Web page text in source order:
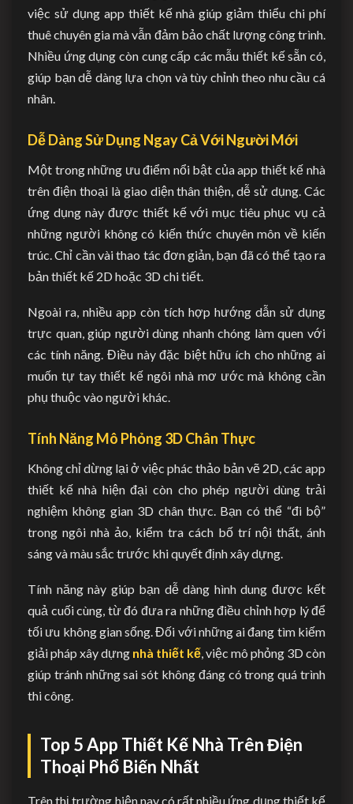
việc sử dụng app thiết kế nhà giúp giảm thiểu chi phí
thuê chuyên gia mà vẫn đảm bảo chất lượng công trình.
Nhiều ứng dụng còn cung cấp các mẫu thiết kế sẵn có,
giúp bạn dễ dàng lựa chọn và tùy chỉnh theo nhu cầu cá
nhân.
Dễ Dàng Sử Dụng Ngay Cả Với Người Mới
Một trong những ưu điểm nổi bật của app thiết kế nhà
trên điện thoại là giao diện thân thiện, dễ sử dụng. Các
ứng dụng này được thiết kế với mục tiêu phục vụ cả
những người không có kiến thức chuyên môn về kiến
trúc. Chỉ cần vài thao tác đơn giản, bạn đã có thể tạo ra
bản thiết kế 2D hoặc 3D chi tiết.
Ngoài ra, nhiều app còn tích hợp hướng dẫn sử dụng
trực quan, giúp người dùng nhanh chóng làm quen với
các tính năng. Điều này đặc biệt hữu ích cho những ai
muốn tự tay thiết kế ngôi nhà mơ ước mà không cần
phụ thuộc vào người khác.
Tính Năng Mô Phỏng 3D Chân Thực
Không chỉ dừng lại ở việc phác thảo bản vẽ 2D, các app
thiết kế nhà hiện đại còn cho phép người dùng trải
nghiệm không gian 3D chân thực. Bạn có thể “đi bộ”
trong ngôi nhà ảo, kiểm tra cách bố trí nội thất, ánh
sáng và màu sắc trước khi quyết định xây dựng.
Tính năng này giúp bạn dễ dàng hình dung được kết
quả cuối cùng, từ đó đưa ra những điều chỉnh hợp lý để
tối ưu không gian sống. Đối với những ai đang tìm kiếm
giải pháp xây dựng nhà thiết kế, việc mô phỏng 3D còn
giúp tránh những sai sót không đáng có trong quá trình
thi công.
Top 5 App Thiết Kế Nhà Trên Điện
Thoại Phổ Biến Nhất
Trên thị trường hiện nay có rất nhiều ứng dụng thiết kế